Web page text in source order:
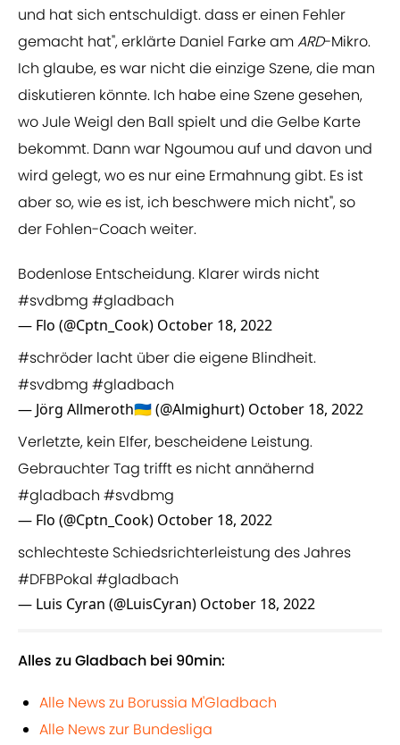
und hat sich entschuldigt. dass er einen Fehler
gemacht hat", erklärte Daniel Farke amARD-Mikro.
Ich glaube, es war nicht die einzige Szene, die man
diskutieren könnte. Ich habe eine Szene gesehen,
wo Jule Weigl den Ball spielt und die Gelbe Karte
bekommt. Dann war Ngoumou auf und davon und
wird gelegt, wo es nur eine Ermahnung gibt. Es ist
aber so, wie es ist, ich beschwere mich nicht", so
der Fohlen-Coach weiter.
Bodenlose Entscheidung. Klarer wirds nicht
#svdbmg #gladbach
— Flo (@Cptn_Cook) October 18, 2022
#schröder lacht über die eigene Blindheit.
#svdbmg #gladbach
— Jörg Allmeroth🇺🇦 (@Almighurt) October 18, 2022
Verletzte, kein Elfer, bescheidene Leistung.
Gebrauchter Tag trifft es nicht annähernd
#gladbach #svdbmg
— Flo (@Cptn_Cook) October 18, 2022
schlechteste Schiedsrichterleistung des Jahres
#DFBPokal #gladbach
— Luis Cyran (@LuisCyran) October 18, 2022
Alles zu Gladbach bei 90min:
Alle News zu Borussia M'Gladbach
Alle News zur Bundesliga